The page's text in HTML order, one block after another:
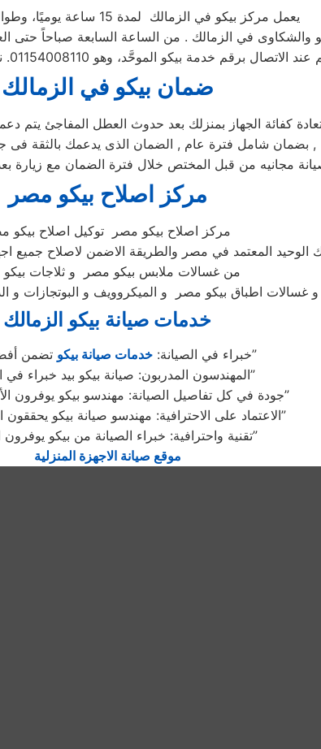
يعمل مركز بيكو في الزمالك لمدة 15 ساعة يوميًا، وطوال أسبوع (15/7)
ضمان بيكو في الزمالك
كفائة الجهاز بمنزلك بعد حدوث العطل المفاجئ يتم
بضمان شامل فترة عام , الضمان الذى يدعمك بالثقة فى جودة خدمة المختص ,
مركز اصلاح بيكو مصر
مركز اصلاح بيكو مصر توكيل اصلاح بيكو
الوحيد المعتمد في مصر والطريقة الاضمن لاصلاح جميع
من غسالات ملابس بيكو مصر و ثلاجات
خدمات صيانة بيكو الزمالك
“خبراء في الصيانة:خدمات صيانة بيكو
تضمن أفضل أداء”
“المهندسون المدربون: صيانة بيكو بيد خبراء في الميدان”
“جودة في كل تفاصيل الصيانة: مهندسو بيكو يوفرون الأمان والكفاءة”
“الاعتماد على الاحترافية: مهندسو صيانة بيكو يحققون الثقة والراحة”
“تقنية واحترافية: خبراء الصيانة من بيكو يوفرون الأفضل”
موقع صيانة الاجهزة المنزلية